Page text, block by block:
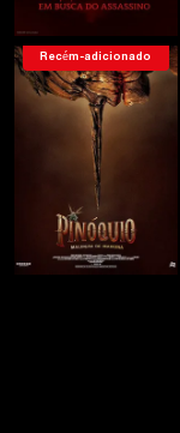
Recém-adicionado